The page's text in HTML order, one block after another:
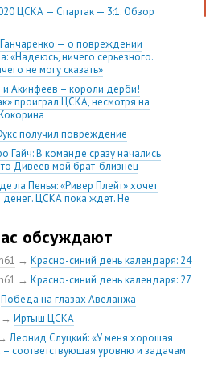
ЦСКА — Спартак — 3:1. Обзор
— о повреждении
«Надеюсь, ничего серьезного.
не могу сказать»
Акинфеев – короли дерби!
проиграл ЦСКА, несмотря на
получил повреждение
Гайч: В команде сразу начались
Дивеев мой брат-близнец
ла Пенья: «Ривер Плейт» хочет
ЦСКА пока ждет. Не
Химки — ЦСКА — 0:2. Обзор
сезона в РПЛ —
победа ЦСКА. Гончаренко
11 россиян в старте
— о Гайче: «Если покупаем за
деньги, значит, рассчитываем как
форварда»
«Влашича сложно заменить,
и Дзагоеву сегодня это
обсуждают
→ Красно-синий день календаря: 24
→ Красно-синий день календаря: 27
Победа на глазах Авеланжа
→ Иртыш ЦСКА
Леонид Слуцкий: «У меня хорошая
соответствующая уровню и задачам